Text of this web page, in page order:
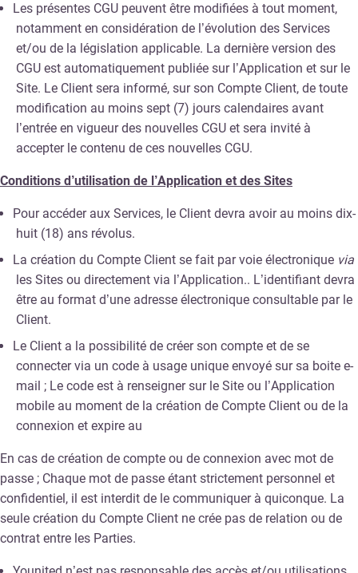
Les présentes CGU peuvent être modifiées à tout moment,
notamment en considération de l’évolution des Services
et/ou de la législation applicable. La dernière version des
CGU est automatiquement publiée sur l’Application et sur le
Site. Le Client sera informé, sur son Compte Client, de toute
modification au moins sept (7) jours calendaires avant
l’entrée en vigueur des nouvelles CGU et sera invité à
accepter le contenu de ces nouvelles CGU.
Conditions d’utilisation de l’Application et des Sites
Pour accéder aux Services, le Client devra avoir au moins dix-
huit (18) ans révolus.
La création du Compte Client se fait par voie électronique via
les Sites ou directement via l’Application.. L’identifiant devra
être au format d’une adresse électronique consultable par le
Client.
Le Client a la possibilité de créer son compte et de se
connecter via un code à usage unique envoyé sur sa boite e-
mail ; Le code est à renseigner sur le Site ou l’Application
mobile au moment de la création de Compte Client ou de la
connexion et expire au
En cas de création de compte ou de connexion avec mot de
passe ; Chaque mot de passe étant strictement personnel et
confidentiel, il est interdit de le communiquer à quiconque. La
seule création du Compte Client ne crée pas de relation ou de
contrat entre les Parties.